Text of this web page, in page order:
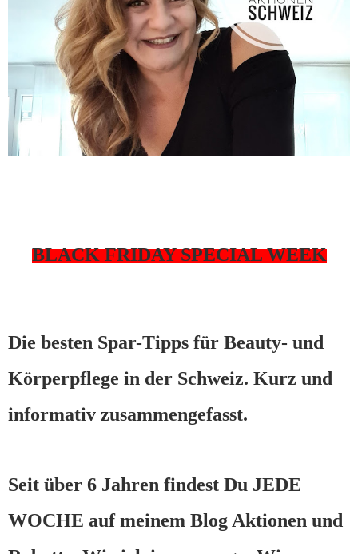
BLACK FRIDAY SPECIAL WEEK
Die besten Spar-Tipps für Beauty- und
Körperpflege in der Schweiz. Kurz und
informativ zusammengefasst.
Seit über 6 Jahren findest Du JEDE
WOCHE auf meinem Blog Aktionen und